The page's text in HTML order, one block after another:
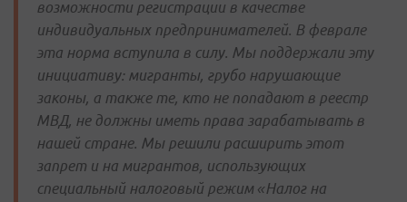
возможности регистрации в качестве
индивидуальных предпринимателей. В феврале
эта норма вступила в силу. Мы поддержали эту
инициативу: мигранты, грубо нарушающие
законы, а также те, кто не попадают в реестр
МВД, не должны иметь права зарабатывать в
нашей стране. Мы решили расширить этот
запрет и на мигрантов, использующих
специальный налоговый режим «Налог на